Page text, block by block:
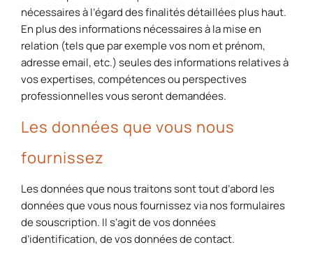
nécessaires à l’égard des finalités détaillées plus haut.
En plus des informations nécessaires à la mise en
relation (tels que par exemple vos nom et prénom,
adresse email, etc.) seules des informations relatives à
vos expertises, compétences ou perspectives
professionnelles vous seront demandées.
Les données que vous nous
fournissez
Les données que nous traitons sont tout d’abord les
données que vous nous fournissez via nos formulaires
de souscription. Il s’agit de vos données
d’identification, de vos données de contact.